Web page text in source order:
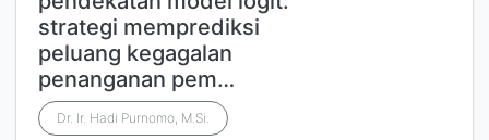
strategi memprediksi
peluang kegagalan
penanganan pem…
Dr. Ir. Hadi Purnomo, M.Si.